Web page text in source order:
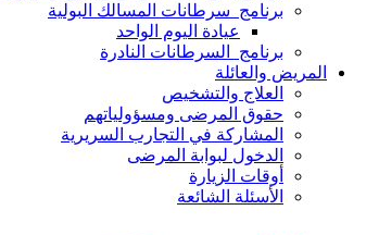
برنامج سرطانات المسالك البولية
عيادة اليوم الواحد
برنامج السرطانات النادرة
المريض والعائلة
العلاج والتشخيص
حقوق المرضى ومسؤولياتهم
المشاركة في التجارب السريرية
الدخول لبوابة المرضى
أوقات الزيارة
الأسئلة الشائعة